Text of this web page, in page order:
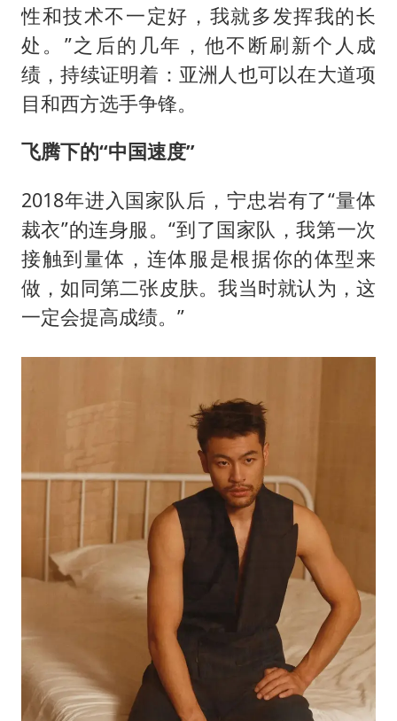
性和技术不一定好，我就多发挥我的长
处。”之后的几年，他不断刷新个人成
绩，持续证明着：亚洲人也可以在大道项
目和西方选手争锋。
飞腾下的“中国速度”
2018年进入国家队后，宁忠岩有了“量体
裁衣”的连身服。“到了国家队，我第一次
接触到量体，连体服是根据你的体型来
做，如同第二张皮肤。我当时就认为，这
一定会提高成绩。”